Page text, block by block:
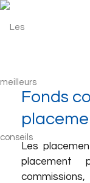
Fonds
Les
placement